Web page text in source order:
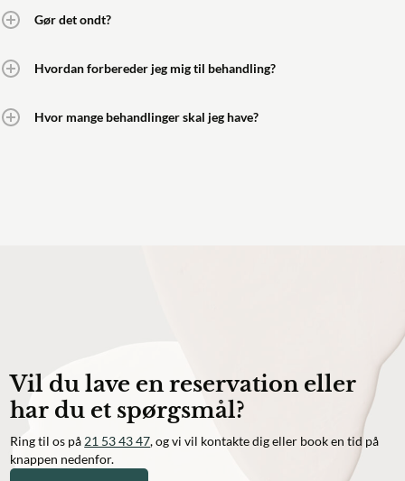
Gør det ondt?
Hvordan forbereder jeg mig til behandling?
Hvor mange behandlinger skal jeg have?
Vil du lave en reservation eller
har du et spørgsmål?
Ring til os på 21 53 43 47, og vi vil kontakte dig eller book en tid på
knappen nedenfor.